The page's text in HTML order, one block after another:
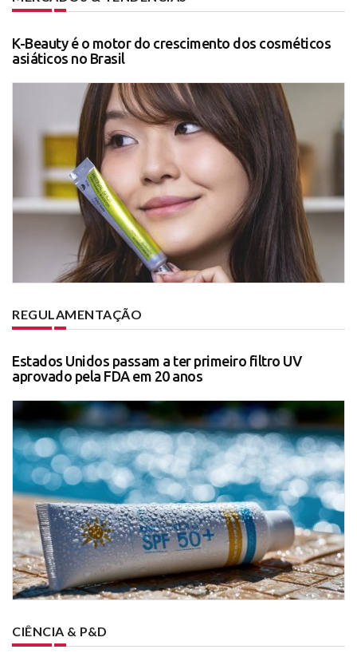
K-Beauty é o motor do crescimento dos cosméticos
asiáticos no Brasil
REGULAMENTAÇÃO
Estados Unidos passam a ter primeiro filtro UV
aprovado pela FDA em 20 anos
CIÊNCIA & P&D